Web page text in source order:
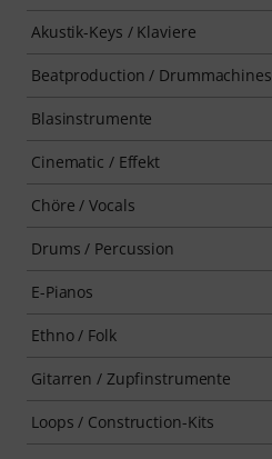
Akustik-Keys / Klaviere
Beatproduction / Drummachines
Blasinstrumente
Cinematic / Effekt
Chöre / Vocals
Drums / Percussion
E-Pianos
Ethno / Folk
Gitarren / Zupfinstrumente
Loops / Construction-Kits